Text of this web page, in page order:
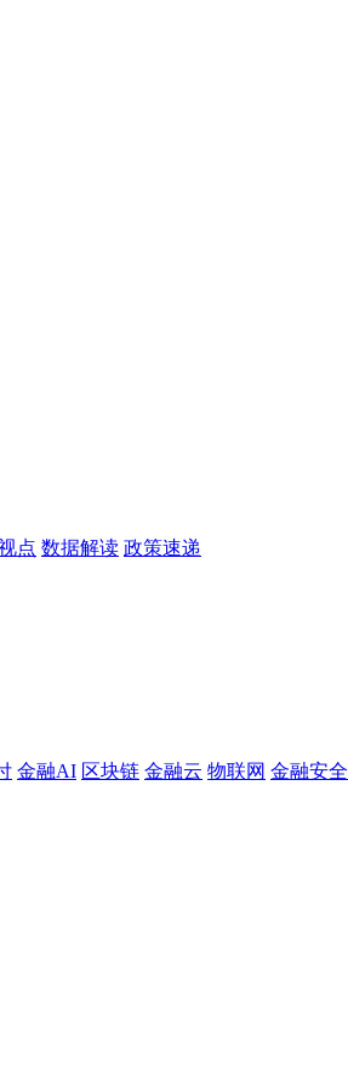
点 数据解读 政策速递
金融AI 区块链 金融云 物联网 金融安全